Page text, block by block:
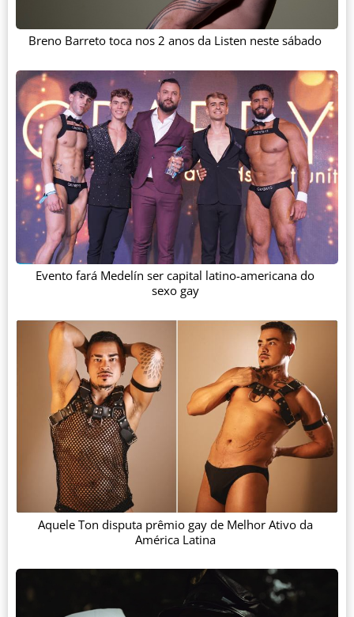
Breno Barreto toca nos 2 anos da Listen neste sábado
Evento fará Medelín ser capital latino-americana do
sexo gay
Aquele Ton disputa prêmio gay de Melhor Ativo da
América Latina